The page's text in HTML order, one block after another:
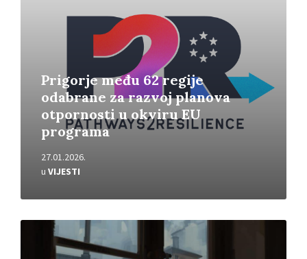
Prigorje među 62 regije
odabrane za razvoj planova
otpornosti u okviru EU
programa
27.01.2026.
u VIJESTI
Pročitajte